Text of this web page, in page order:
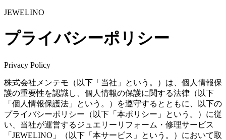
JEWELINO
プライバシーポリシー
Privacy Policy
株式会社メンテモ（以下「当社」という。）は、個人情報保
護の重要性を認識し、個人情報の保護に関する法律（以下
「個人情報保護法」という。）を遵守するとともに、以下の
プライバシーポリシー（以下「本ポリシー」という。）に従
い、当社が運営するジュエリーリフォーム・修理サービス
「JEWELINO」（以下「本サービス」という。）において取